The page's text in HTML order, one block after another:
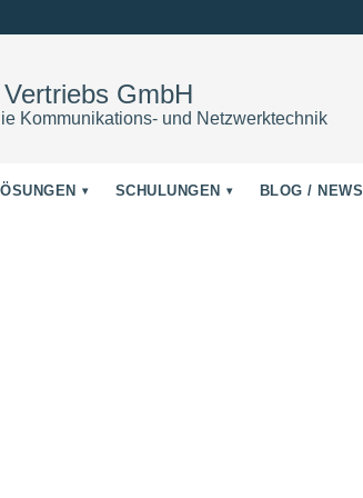
GmbH
Kommunikations- und Netzwerktechnik
SCHULUNGEN BLOG / NEWS